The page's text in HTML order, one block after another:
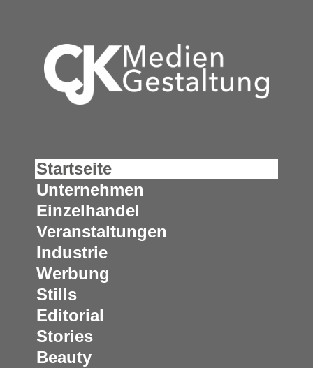
Startseite
Unternehmen
Einzelhandel
Veranstaltungen
Industrie
Werbung
Stills
Editorial
Stories
Beauty